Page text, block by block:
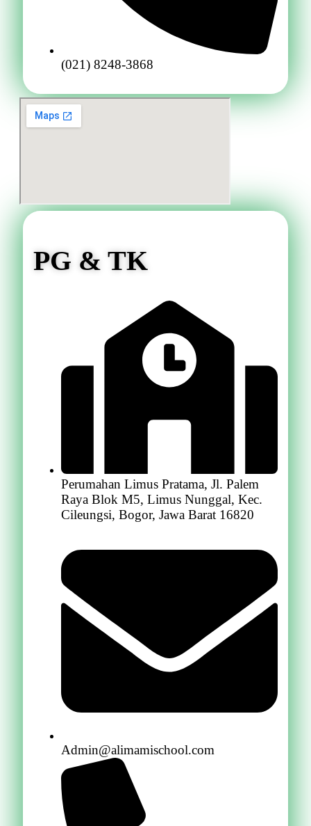
(021) 8248-3868
PG & TK
Perumahan Limus Pratama, Jl. Palem
Raya Blok M5, Limus Nunggal, Kec.
Cileungsi, Bogor, Jawa Barat 16820
Admin@alimamischool.com